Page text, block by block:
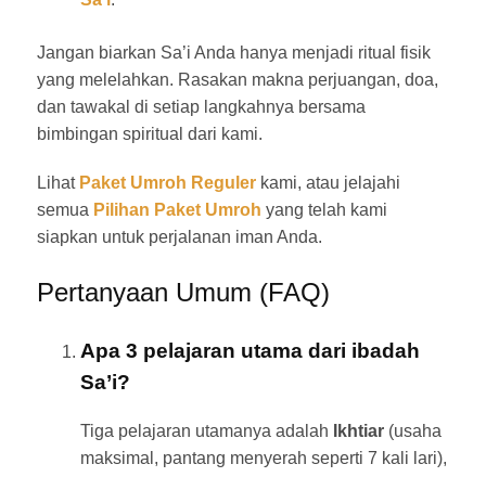
Jangan biarkan Sa’i Anda hanya menjadi ritual fisik
yang melelahkan. Rasakan makna perjuangan, doa,
dan tawakal di setiap langkahnya bersama
bimbingan spiritual dari kami.
Lihat Paket Umroh Regulerkami, atau jelajahi
semua Pilihan Paket Umroh yang telah kami
siapkan untuk perjalanan iman Anda.
Pertanyaan Umum (FAQ)
Apa 3 pelajaran utama dari ibadah
Sa’i?
Tiga pelajaran utamanya adalah Ikhtiar(usaha
maksimal, pantang menyerah seperti 7 kali lari),